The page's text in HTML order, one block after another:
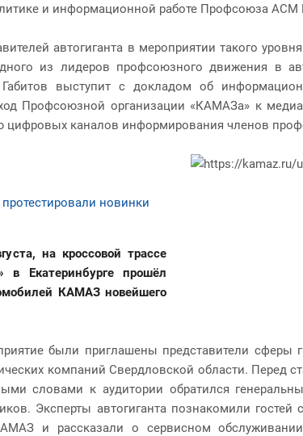
и информационной работе Профсоюза АСМ
автогиганта в мероприятии такого
из лидеров профсоюзного движения в
Габитов выступит с докладом об
Профсоюзной организации «КАМАЗа» к
цифровых каналов информирования членов
протестировали новинки
на кроссовой трассе
в Екатеринбурге прошёл
КАМАЗ новейшего
были приглашены представители сферы
компаний Свердловской области. Перед
словами к аудитории обратился
Эксперты автогиганта познакомили
и рассказали о сервисном